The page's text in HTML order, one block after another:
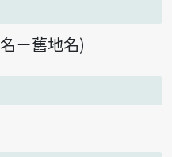
－舊地名)